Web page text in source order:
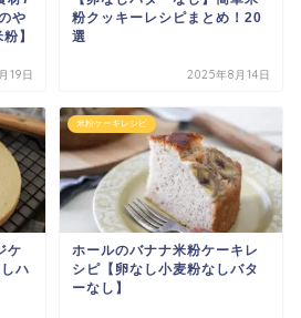
や
】
19日
粉クッキーレシピまとめ！20
選
2025年8月14日
ケ
ハ
米粉ケーキレシピ
ホールのバナナ米粉ケーキレ
シピ【卵なし小麦粉なしバタ
ーなし】